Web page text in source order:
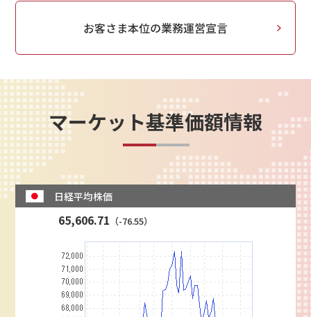
お客さま本位の業務運営宣言
マーケット基準価額情報
日経平均株価
65,606.71 （-76.55）